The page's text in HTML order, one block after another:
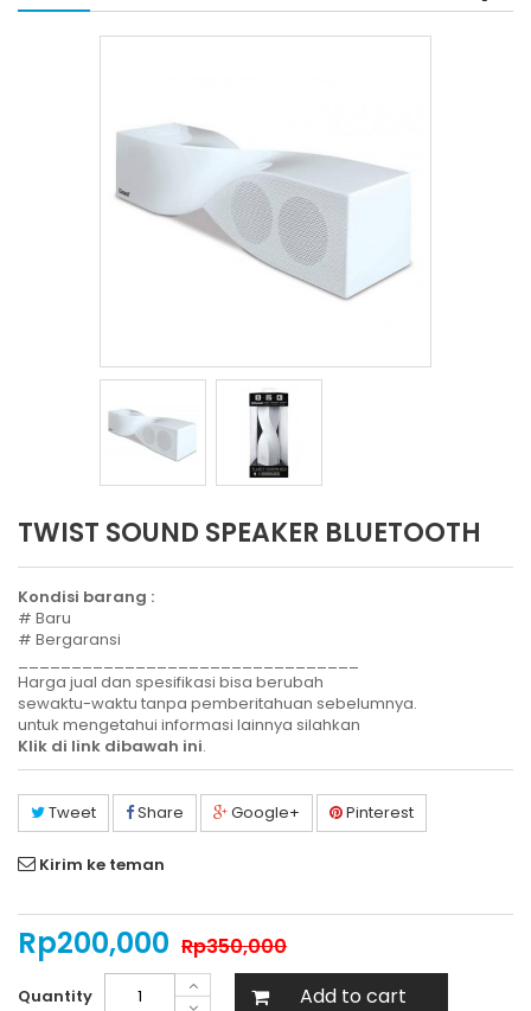
TWIST SOUND SPEAKER BLUETOOTH
Kondisi barang :
# Baru
# Bergaransi
Harga jual dan spesifikasi bisa berubah
sewaktu-waktu tanpa pemberitahuan sebelumnya.
untuk mengetahui informasi lainnya silahkan
Klik di link dibawah ini.
Tweet Share Google+ Pinterest
Kirim ke teman
Rp‎200,000 Rp‎350,000
Quantity Add to cart